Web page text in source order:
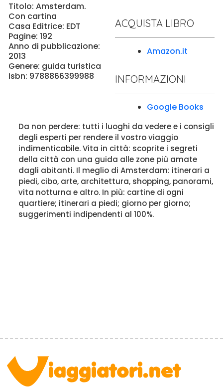
ACQUISTA LIBRO
Amazon.it
INFORMAZIONI
Google Books
Titolo: Amsterdam.
Con cartina
Casa Editrice: EDT
Pagine: 192
Anno di pubblicazione:
2013
Genere: guida turistica
Isbn: 9788866399988
Da non perdere: tutti i luoghi da vedere e i consigli
degli esperti per rendere il vostro viaggio
indimenticabile. Vita in città: scoprite i segreti
della città con una guida alle zone più amate
dagli abitanti. Il meglio di Amsterdam: itinerari a
piedi, cibo, arte, architettura, shopping, panorami,
vita notturna e altro. In più: cartine di ogni
quartiere; itinerari a piedi; giorno per giorno;
suggerimenti indipendenti al 100%.